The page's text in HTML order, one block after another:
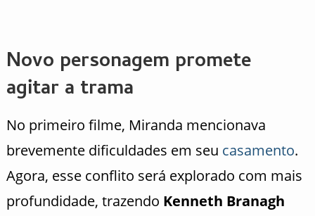
Novo personagem promete
agitar a trama
No primeiro filme, Miranda mencionava
brevemente dificuldades em seu casamento.
Agora, esse conflito será explorado com mais
profundidade, trazendo Kenneth Branagh